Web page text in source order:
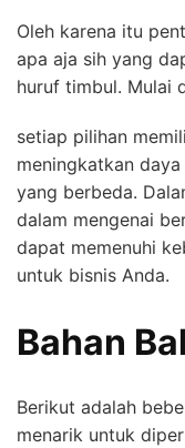
Oleh karena itu
apa aja sih yang
huruf timbul. Mulai
setiap pilihan
meningkatkan
yang berbeda.
dalam mengenai
dapat memenuhi
untuk bisnis Anda.
Bahan
Berikut adalah
menarik untuk